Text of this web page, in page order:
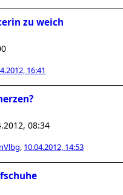
zu weich
16:41
08:34
, 10.04.2012, 14:53